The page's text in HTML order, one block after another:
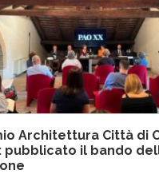
Architettura Città di
pubblicato il bando